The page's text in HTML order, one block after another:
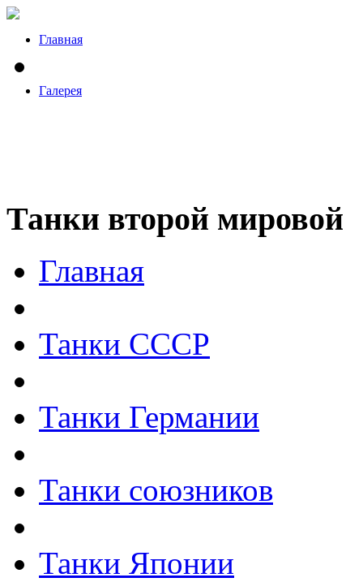
Главная
Галерея
Танки второй мировой
Главная
Танки СССР
Танки Германии
Танки союзников
Танки Японии